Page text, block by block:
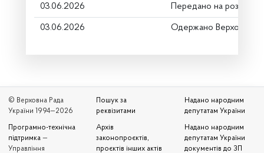
03.06.2026 Передано на розгляд
03.06.2026 Одержано Верховною
© Верховна Рада
України 1994—2026
Програмно-технічна
підтримка —
Управління
Пошук за
реквізитами
Архів
законопроєктів,
проєктів інших актів
Надано народним
депутатам України
Надано народним
депутатам України
документів до ЗП